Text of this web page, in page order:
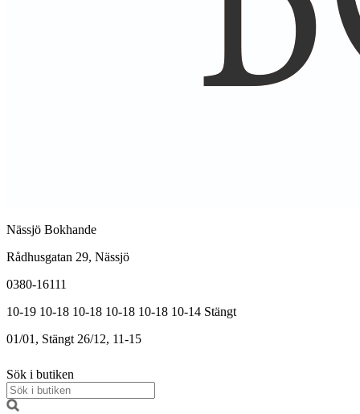
Nässjö Bokhande
Rådhusgatan 29, Nässjö
0380-16111
10-19 10-18 10-18 10-18 10-18 10-14 Stängt
01/01, Stängt 26/12, 11-15
Sök i butiken